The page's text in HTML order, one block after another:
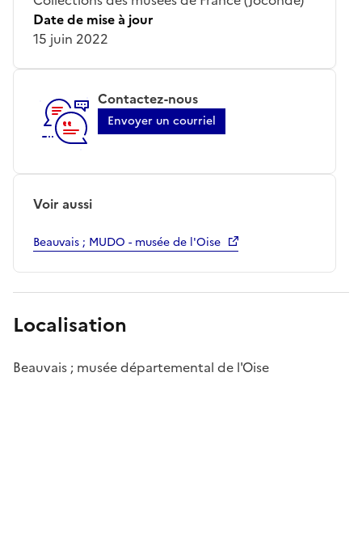
Date de mise à jour
15 juin 2022
Contactez-nous
Envoyer un courriel
Voir aussi
Beauvais ; MUDO - musée de l'Oise
Localisation
Beauvais ; musée départemental de l'Oise